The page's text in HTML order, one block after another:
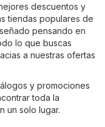
descuentos y
tiendas populares de
pensando en
lo que buscas
a nuestras ofertas
y promociones
toda la
un solo lugar.